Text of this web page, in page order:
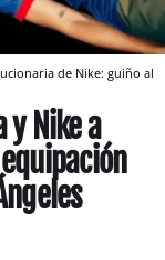
de Nike: guiño al
y Nike a